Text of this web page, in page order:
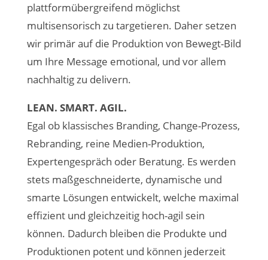
plattformübergreifend möglichst
multisensorisch zu targetieren. Daher setzen
wir primär auf die Produktion von Bewegt-Bild
um Ihre Message emotional, und vor allem
nachhaltig zu delivern.
LEAN. SMART. AGIL.
Egal ob klassisches Branding, Change-Prozess,
Rebranding, reine Medien-Produktion,
Expertengespräch oder Beratung. Es werden
stets maßgeschneiderte, dynamische und
smarte Lösungen entwickelt, welche maximal
effizient und gleichzeitig hoch-agil sein
können. Dadurch bleiben die Produkte und
Produktionen potent und können jederzeit